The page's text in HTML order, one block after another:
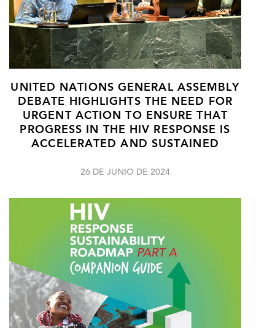
UNITED NATIONS GENERAL ASSEMBLY
DEBATE HIGHLIGHTS THE NEED FOR
URGENT ACTION TO ENSURE THAT
PROGRESS IN THE HIV RESPONSE IS
ACCELERATED AND SUSTAINED
26 DE JUNIO DE 2024